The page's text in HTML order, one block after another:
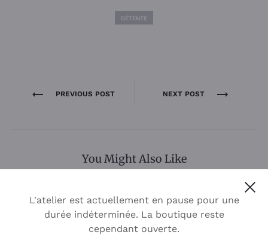
DÉTENTE
NavigationPREVIOUS POST NEXT POST
You Might Also Like
L'atelier est actuellement en pause pour une
durée indéterminée. La boutique reste
cependant ouverte.